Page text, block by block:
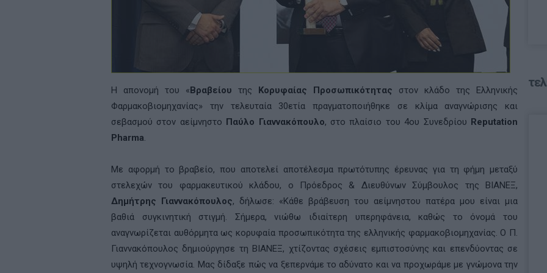
Η απονομή του «Βραβείου της Κορυφαίας Προσωπικότητας στον κλάδο της Ελληνικής
Φαρμακοβιομηχανίας» την τελευταία 30ετία πραγματοποιήθηκε σε κλίμα αναγνώρισης και
σεβασμού στον αείμνηστο Παύλο Γιαννακόπουλο, στο πλαίσιο του 4ου Συνεδρίου Reputation
Pharma.
Με αφορμή το βραβείο, που αποτελεί αποτέλεσμα πρωτότυπης έρευνας για τη φήμη μεταξύ
στελεχών του φαρμακευτικού κλάδου, ο Πρόεδρος & Διευθύνων Σύμβουλος της ΒΙΑΝΕΞ,
Δημήτρης Γιαννακόπουλος, δήλωσε: «Κάθε βράβευση του αείμνηστου πατέρα μου είναι μια
βαθιά συγκινητική στιγμή. Σήμερα, νιώθω ιδιαίτερη υπερηφάνεια, καθώς το όνομά του
αναγνωρίζεται αυθόρμητα ως κορυφαία προσωπικότητα της ελληνικής φαρμακοβιομηχανίας. Ο Π.
Γιαννακόπουλος δημιούργησε τη ΒΙΑΝΕΞ, χτίζοντας σχέσεις εμπιστοσύνης και επενδύοντας σε
υψηλή τεχνογνωσία. Μας δίδαξε πώς να ξεπερνάμε το αδύνατο και να προχωράμε με γνώμονα την